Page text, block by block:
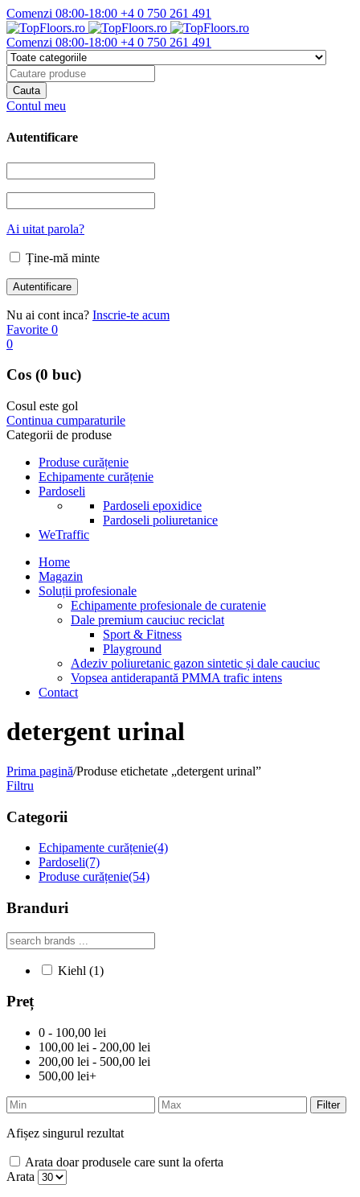
Comenzi 08:00-18:00 +4 0 750 261 491
Comenzi 08:00-18:00 +4 0 750 261 491
Contul meu
Autentificare
Ai uitat parola?
Ține-mă minte
Nu ai cont inca? Inscrie-te acum
Favorite 0
0
Cos (0 buc)
Cosul este gol
Continua cumparaturile
Categorii de produse
Produse curățenie
Echipamente curățenie
Pardoseli
Pardoseli epoxidice
Pardoseli poliuretanice
WeTraffic
Home
Magazin
Soluții profesionale
Echipamente profesionale de curatenie
Dale premium cauciuc reciclat
Sport & Fitness
Playground
Adeziv poliuretanic gazon sintetic și dale cauciuc
Vopsea antiderapantă PMMA trafic intens
Contact
detergent urinal
Prima pagină/Produse etichetate „detergent urinal”
Filtru
Categorii
Echipamente curățenie(4)
Pardoseli(7)
Produse curățenie(54)
Branduri
Kiehl (1)
Preț
0 - 100,00 lei
100,00 lei - 200,00 lei
200,00 lei - 500,00 lei
500,00 lei+
Filter
Afișez singurul rezultat
Arata doar produsele care sunt la oferta
Arata